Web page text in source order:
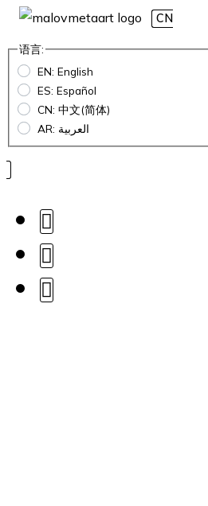
CN
语言:
EN: English
ES: Español
CN: 中文(简体)
AR: العربية